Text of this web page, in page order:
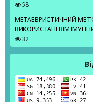
58
МЕТАЕВРИСТИЧНИЙ
ВИКОРИСТАННЯМ
32